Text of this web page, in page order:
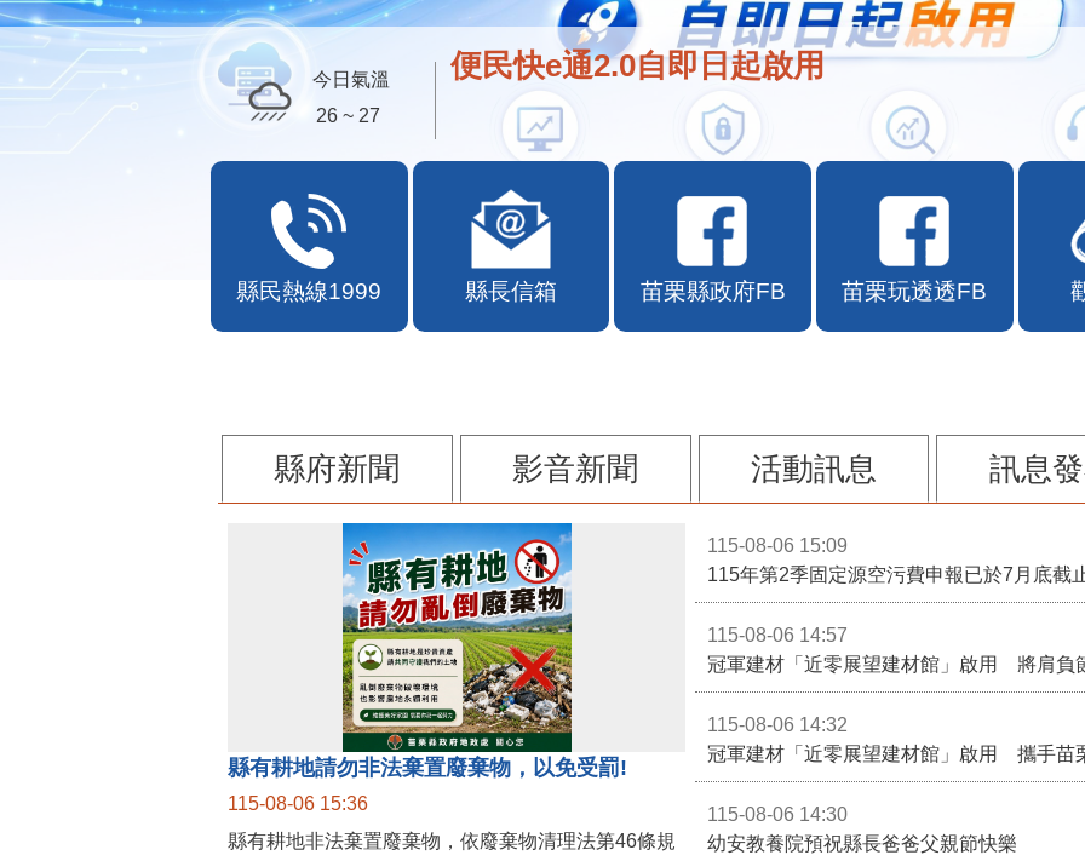
便民快e通2.0自即日起啟用
今日氣溫
26 ~ 27
縣民熱線1999 縣長信箱 苗栗縣政府FB 苗栗玩透透FB
縣府新聞 影音新聞 活動訊息 訊息
縣有耕地請勿非法棄置廢棄物，以免受罰!
115-08-06 15:36
縣有耕地非法棄置廢棄物，依廢棄物清理法第46條規
115-08-06 15:09
115-08-06 14:57
冠軍建材「近零展望建材館」啟用 將肩負
115-08-06 14:32
冠軍建材「近零展望建材館」啟用 攜手苗
115-08-06 14:30
幼安教養院預祝縣長爸爸父親節快樂